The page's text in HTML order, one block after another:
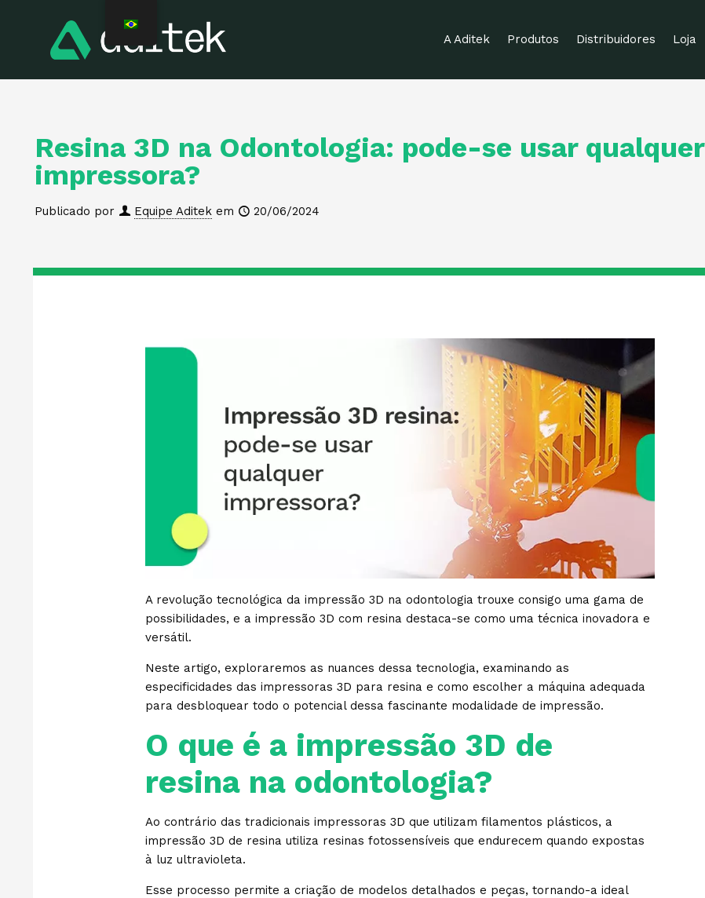
A Aditek Produtos Distribuidores Loja
Resina 3D na Odontologia: pode-se usar qualquer
impressora?
Publicado por Equipe Aditek em 20/06/2024
A revolução tecnológica da impressão 3D na odontologia trouxe consigo uma gama de
possibilidades, e a impressão 3D com resina destaca-se como uma técnica inovadora e
versátil.
Neste artigo, exploraremos as nuances dessa tecnologia, examinando as
especificidades das impressoras 3D para resina e como escolher a máquina adequada
para desbloquear todo o potencial dessa fascinante modalidade de impressão.
O que é a impressão 3D de
resina na odontologia?
Ao contrário das tradicionais impressoras 3D que utilizam filamentos plásticos, a
impressão 3D de resina utiliza resinas fotossensíveis que endurecem quando expostas
à luz ultravioleta.
Esse processo permite a criação de modelos detalhados e peças, tornando-a ideal